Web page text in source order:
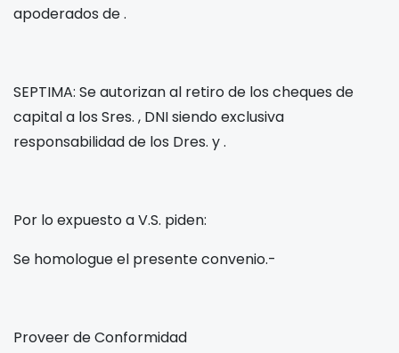
apoderados de.
SEPTIMA: Se autorizan al retiro de los cheques de
capital a los Sres. , DNIsiendo exclusiva
responsabilidad de los Dres. y.
Por lo expuesto a V.S. piden:
Se homologue el presente convenio.-
Proveer de Conformidad